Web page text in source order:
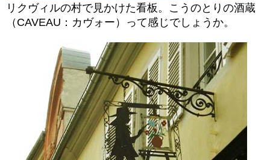
リクヴィルの村で見かけた看板。こうのとりの酒蔵
（CAVEAU：カヴォー）って感じでしょうか。